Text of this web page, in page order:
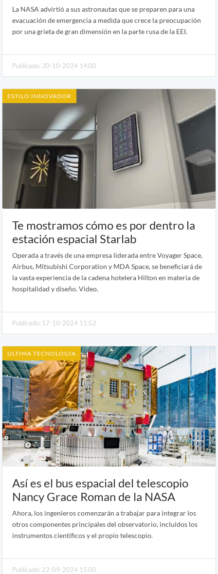
La NASA advirtió a sus astronautas que se preparen para una
evacuación de emergencia a medida que crece la preocupación
por una grieta de gran dimensión en la parte rusa de la EEI.
Publicado: 30-10-2024 14:00
ESTILO INNOVADOR
Te mostramos cómo es por dentro la
estación espacial Starlab
Operada a través de una empresa liderada entre Voyager Space,
Airbus, Mitsubishi Corporation y MDA Space, se beneficiará de
la vasta experiencia de la cadena hotelera Hilton en materia de
hospitalidad y diseño. Video.
Publicado: 17-10-2024 11:52
ULTIMA TECNOLOGIA
Así es el bus espacial del telescopio
Nancy Grace Roman de la NASA
Ahora, los ingenieros comenzarán a trabajar para integrar los
otros componentes principales del observatorio, incluidos los
instrumentos científicos y el propio telescopio.
Publicado: 22-09-2024 15:00